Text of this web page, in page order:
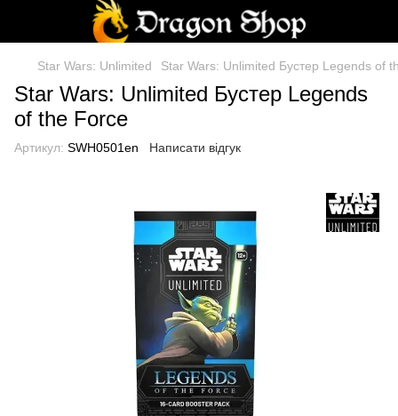
Star Wars: Unlimited Star Wars: Unlimited Бустер Legends of
Star Wars: Unlimited Бустер Legends
of the Force
Артикул: SWH0501en Написати відгук